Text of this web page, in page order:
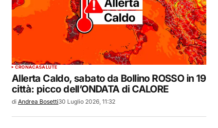
CRONACASALUTE
Allerta Caldo, sabato da Bollino ROSSO in 19
città: picco dell’ONDATA di CALORE
di Andrea Bosetti30 Luglio 2026, 11:32